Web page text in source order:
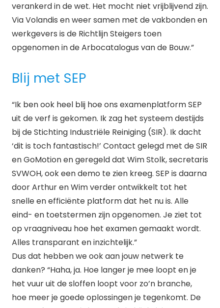
verankerd in de wet. Het mocht niet vrijblijvend zijn.
Via Volandis en weer samen met de vakbonden en
werkgevers is de Richtlijn Steigers toen
opgenomen in de Arbocatalogus van de Bouw.”
Blij met SEP
“Ik ben ook heel blij hoe ons examenplatform SEP
uit de verf is gekomen. Ik zag het systeem destijds
bij de Stichting Industriële Reiniging (SIR). Ik dacht
‘dit is toch fantastisch!’ Contact gelegd met de SIR
en GoMotion en geregeld dat Wim Stolk, secretaris
SVWOH, ook een demo te zien kreeg. SEP is daarna
door Arthur en Wim verder ontwikkelt tot het
snelle en efficiënte platform dat het nu is. Alle
eind- en toetstermen zijn opgenomen. Je ziet tot
op vraagniveau hoe het examen gemaakt wordt.
Alles transparant en inzichtelijk.”
Dus dat hebben we ook aan jouw netwerk te
danken? “Haha, ja. Hoe langer je mee loopt en je
het vuur uit de sloffen loopt voor zo’n branche,
hoe meer je goede oplossingen je tegenkomt. De